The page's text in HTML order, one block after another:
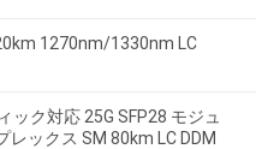
1270nm/1330nm LC
ク対応 25G SFP28 モジュ
レックス SM 80km LC DDM